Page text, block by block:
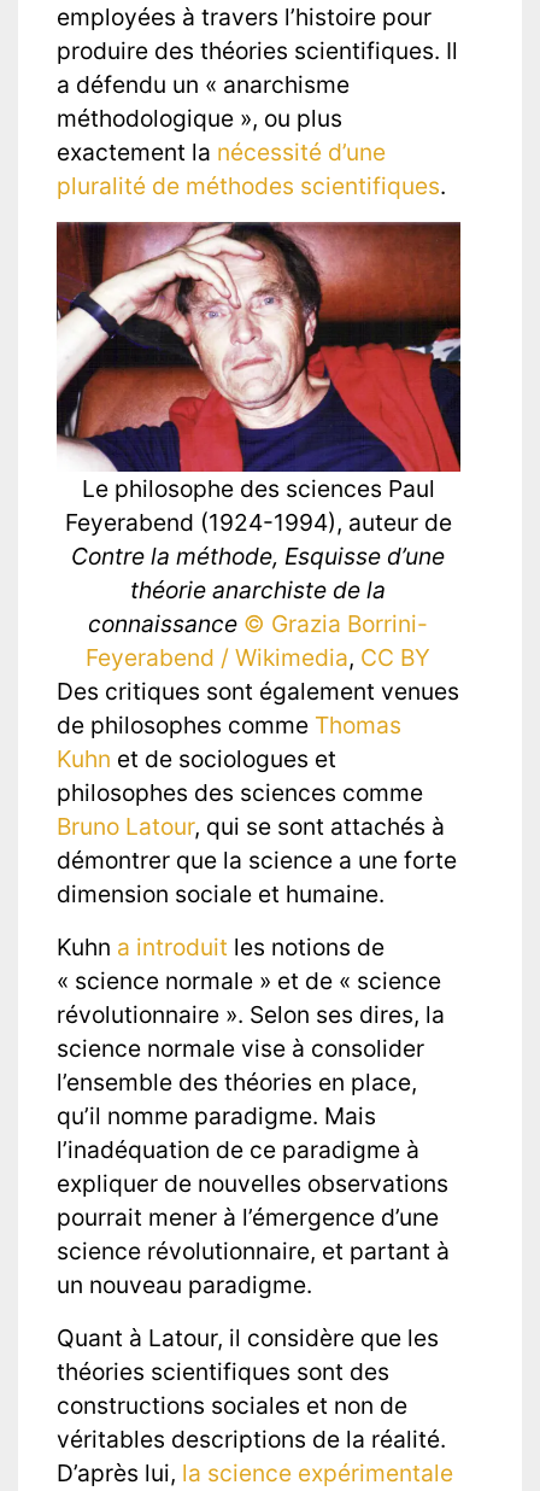
employées à travers l’histoire pour
produire des théories scientifiques. Il
a défendu un « anarchisme
méthodologique », ou plus
exactement la nécessité d’une
pluralité de méthodes scientifiques.
Le philosophe des sciences Paul
Feyerabend (1924-1994), auteur de
Contre la méthode, Esquisse d’une
théorie anarchiste de la
connaissance © Grazia Borrini-
Feyerabend / Wikimedia, CC BY
Des critiques sont également venues
de philosophes comme Thomas
Kuhn et de sociologues et
philosophes des sciences comme
Bruno Latour, qui se sont attachés à
démontrer que la science a une forte
dimension sociale et humaine.
Kuhn a introduit les notions de
« science normale » et de « science
révolutionnaire ». Selon ses dires, la
science normale vise à consolider
l’ensemble des théories en place,
qu’il nomme paradigme. Mais
l’inadéquation de ce paradigme à
expliquer de nouvelles observations
pourrait mener à l’émergence d’une
science révolutionnaire, et partant à
un nouveau paradigme.
Quant à Latour, il considère que les
théories scientifiques sont des
constructions sociales et non de
véritables descriptions de la réalité.
D’après lui, la science expérimentale